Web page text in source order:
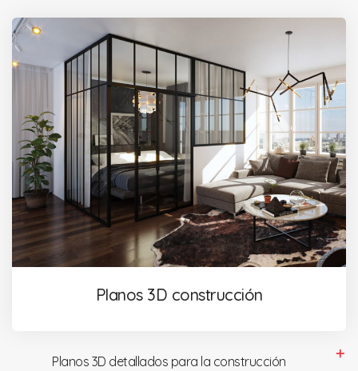
Planos 3D construcción
Planos 3D detallados para la construcción